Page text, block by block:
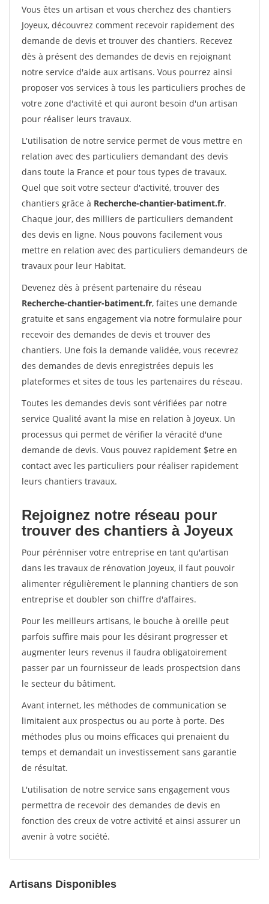
Vous êtes un artisan et vous cherchez des chantiers
Joyeux, découvrez comment recevoir rapidement des
demande de devis et trouver des chantiers. Recevez
dès à présent des demandes de devis en rejoignant
notre service d'aide aux artisans. Vous pourrez ainsi
proposer vos services à tous les particuliers proches de
votre zone d'activité et qui auront besoin d'un artisan
pour réaliser leurs travaux.
L'utilisation de notre service permet de vous mettre en
relation avec des particuliers demandant des devis
dans toute la France et pour tous types de travaux.
Quel que soit votre secteur d'activité, trouver des
chantiers grâce à Recherche-chantier-batiment.fr.
Chaque jour, des milliers de particuliers demandent
des devis en ligne. Nous pouvons facilement vous
mettre en relation avec des particuliers demandeurs de
travaux pour leur Habitat.
Devenez dès à présent partenaire du réseau
Recherche-chantier-batiment.fr, faites une demande
gratuite et sans engagement via notre formulaire pour
recevoir des demandes de devis et trouver des
chantiers. Une fois la demande validée, vous recevrez
des demandes de devis enregistrées depuis les
plateformes et sites de tous les partenaires du réseau.
Toutes les demandes devis sont vérifiées par notre
service Qualité avant la mise en relation à Joyeux. Un
processus qui permet de vérifier la véracité d'une
demande de devis. Vous pouvez rapidement $etre en
contact avec les particuliers pour réaliser rapidement
leurs chantiers travaux.
Rejoignez notre réseau pour
trouver des chantiers à Joyeux
Pour pérénniser votre entreprise en tant qu'artisan
dans les travaux de rénovation Joyeux, il faut pouvoir
alimenter régulièrement le planning chantiers de son
entreprise et doubler son chiffre d'affaires.
Pour les meilleurs artisans, le bouche à oreille peut
parfois suffire mais pour les désirant progresser et
augmenter leurs revenus il faudra obligatoirement
passer par un fournisseur de leads prospectsion dans
le secteur du bâtiment.
Avant internet, les méthodes de communication se
limitaient aux prospectus ou au porte à porte. Des
méthodes plus ou moins efficaces qui prenaient du
temps et demandait un investissement sans garantie
de résultat.
L'utilisation de notre service sans engagement vous
permettra de recevoir des demandes de devis en
fonction des creux de votre activité et ainsi assurer un
avenir à votre société.
Artisans Disponibles